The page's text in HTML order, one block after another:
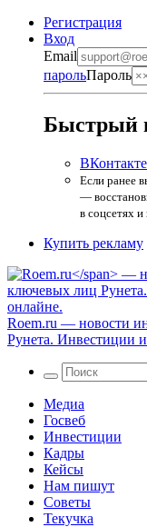
Регистрация
Вход
Email
парольПароль
Быстрый
ВКонтакте
Если ранее
—
в соцсетях
Купить рекламу
Roem.ru — новости
Рунета. Инвестиции
Медиа
Госвеб
Инвестиции
Кадры
Кейсы
Нам пишут
Советы
Текучка